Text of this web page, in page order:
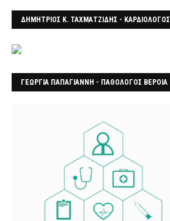
ΔΗΜΗΤΡΙΟΣ Κ. ΤΑΧΜΑΤΖΙΔΗΣ - ΚΑΡΔΙΟΛΟΓΟΣ
ΓΕΩΡΓΙΑ ΠΑΠΑΓΙΑΝΝΗ - ΠΑΘΟΛΟΓΟΣ ΒΕΡΟΙΑ